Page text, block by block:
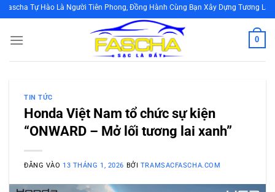
Bỏ
qua
nội
Là Người Tiên Phong, Đồng Hành Cùng Bạn Xây Dựng Tương Lai Bền Vững
0
TIN TỨC
Honda Việt Nam tổ chức sự kiện
“ONWARD – Mở lối tương lai xanh”
ĐĂNG VÀO 13 THÁNG 1, 2026 BỞI TRAMSACFASCHA.COM